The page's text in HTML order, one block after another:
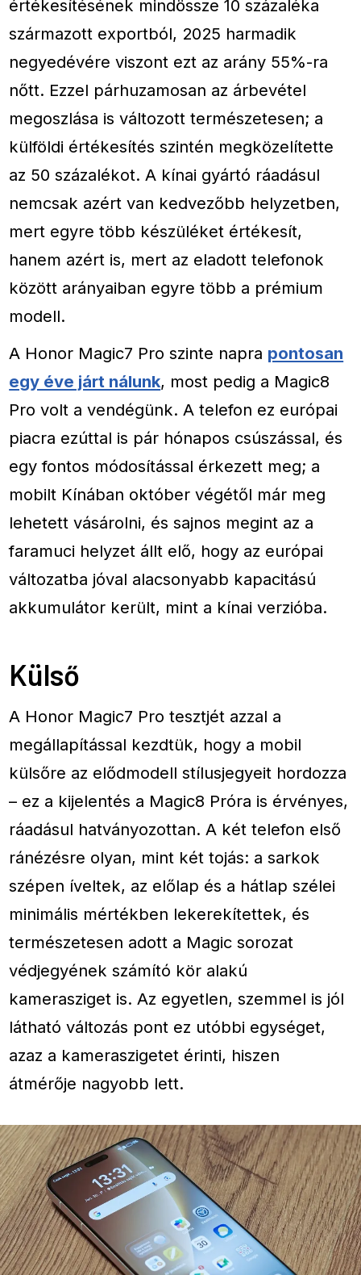
értékesítésének mindössze 10 százaléka
származott exportból, 2025 harmadik
negyedévére viszont ezt az arány 55%-ra
nőtt. Ezzel párhuzamosan az árbevétel
megoszlása is változott természetesen; a
külföldi értékesítés szintén megközelítette
az 50 százalékot. A kínai gyártó ráadásul
nemcsak azért van kedvezőbb helyzetben,
mert egyre több készüléket értékesít,
hanem azért is, mert az eladott telefonok
között arányaiban egyre több a prémium
modell.
A Honor Magic7 Pro szinte napra pontosan
egy éve járt nálunk, most pedig a Magic8
Pro volt a vendégünk. A telefon ez európai
piacra ezúttal is pár hónapos csúszással, és
egy fontos módosítással érkezett meg; a
mobilt Kínában október végétől már meg
lehetett vásárolni, és sajnos megint az a
faramuci helyzet állt elő, hogy az európai
változatba jóval alacsonyabb kapacitású
akkumulátor került, mint a kínai verzióba.
Külső
A Honor Magic7 Pro tesztjét azzal a
megállapítással kezdtük, hogy a mobil
külsőre az elődmodell stílusjegyeit hordozza
– ez a kijelentés a Magic8 Próra is érvényes,
ráadásul hatványozottan. A két telefon első
ránézésre olyan, mint két tojás: a sarkok
szépen íveltek, az előlap és a hátlap szélei
minimális mértékben lekerekítettek, és
természetesen adott a Magic sorozat
védjegyének számító kör alakú
kamerasziget is. Az egyetlen, szemmel is jól
látható változás pont ez utóbbi egységet,
azaz a kameraszigetet érinti, hiszen
átmérője nagyobb lett.